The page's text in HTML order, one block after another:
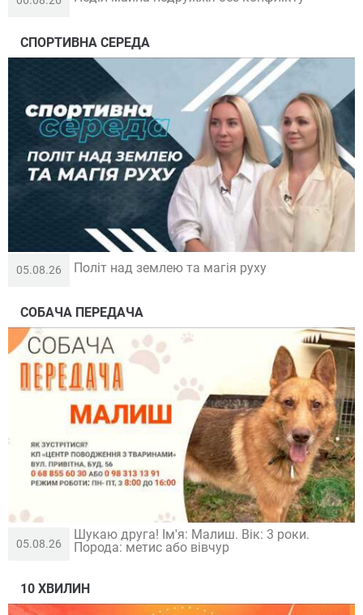
СПОРТИВНА СЕРЕДА
05.08.26 Політ над землею та магія руху
СОБАЧА ПЕРЕДАЧА
05.08.26
Шукаю друга! Ім'я: Малиш. Вік: 3 роки.
Порода: метис або вівчур
10 ХВИЛИН